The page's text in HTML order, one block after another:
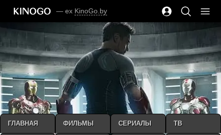
— ex KinoGo.by
ГЛАВНАЯ ФИЛЬМЫ СЕРИАЛЫ ТВ